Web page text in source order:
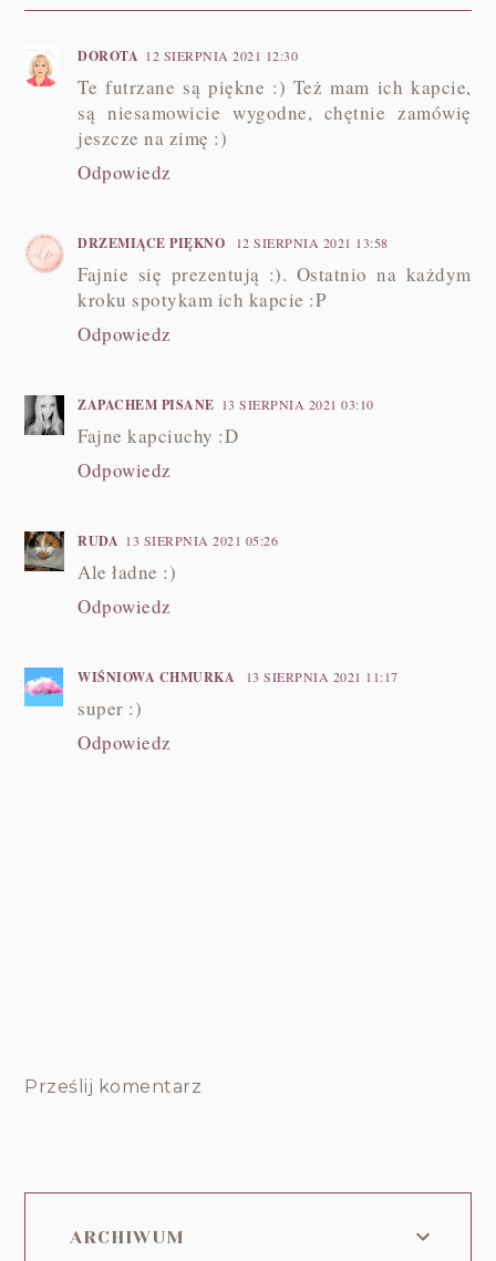
DOROTA 12 SIERPNIA 2021 12:30
Te futrzane są piękne :) Też mam ich kapcie,
są niesamowicie wygodne, chętnie zamówię
jeszcze na zimę :)
Odpowiedz
DRZEMIĄCE PIĘKNO 12 SIERPNIA 2021 13:58
Fajnie się prezentują :). Ostatnio na każdym
kroku spotykam ich kapcie :P
Odpowiedz
ZAPACHEM PISANE 13 SIERPNIA 2021 03:10
Fajne kapciuchy :D
Odpowiedz
RUDA 13 SIERPNIA 2021 05:26
Ale ładne :)
Odpowiedz
WIŚNIOWA CHMURKA 13 SIERPNIA 2021 11:17
super :)
Odpowiedz
Prześlij komentarz
ARCHIWUM